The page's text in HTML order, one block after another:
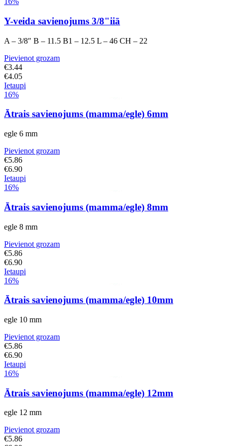
Y-veida savienojums 3/8"iiā
A – 3/8″ B – 11.5 B1 – 12.5 L – 46 CH – 22
Pievienot grozam
€3.44
€4.05
Ietaupi
16%
Ātrais savienojums (mamma/egle) 6mm
egle 6 mm
Pievienot grozam
€5.86
€6.90
Ietaupi
16%
Ātrais savienojums (mamma/egle) 8mm
egle 8 mm
Pievienot grozam
€5.86
€6.90
Ietaupi
16%
Ātrais savienojums (mamma/egle) 10mm
egle 10 mm
Pievienot grozam
€5.86
€6.90
Ietaupi
16%
Ātrais savienojums (mamma/egle) 12mm
egle 12 mm
Pievienot grozam
€5.86